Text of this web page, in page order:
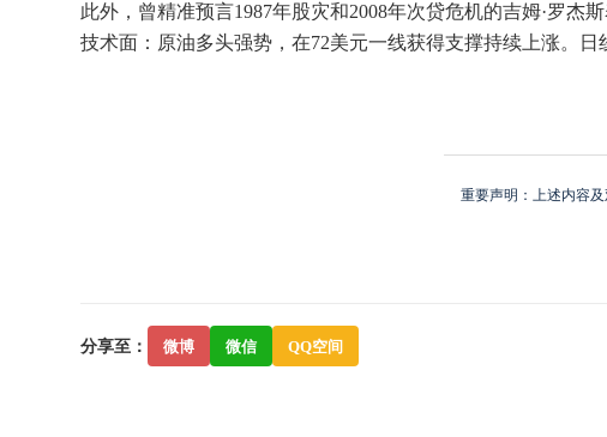
此外，曾精准预言1987年股灾和2008年次贷危机的吉姆·罗杰
技术面：原油多头强势，在72美元一线获得支撑持续上涨。
重要声明：上述内容
分享至： 微博 微信 QQ空间